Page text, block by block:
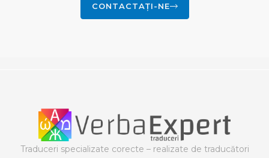
CONTACTAȚI-NE
Traduceri specializate corecte – realizate de traducători